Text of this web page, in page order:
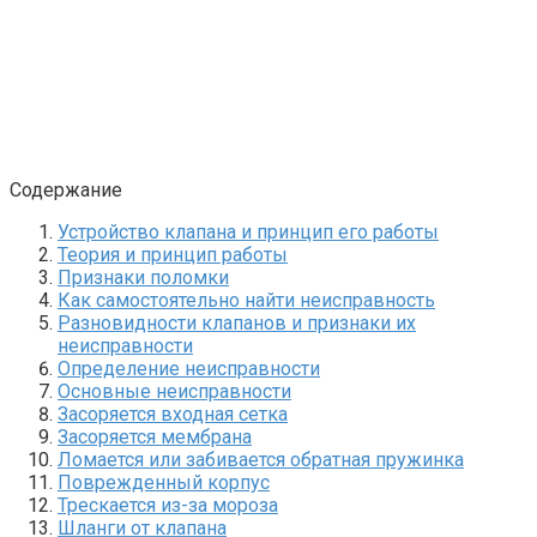
Содержание
Устройство клапана и принцип его работы
Теория и принцип работы
Признаки поломки
Как самостоятельно найти неисправность
Разновидности клапанов и признаки их
неисправности
Определение неисправности
Основные неисправности
Засоряется входная сетка
Засоряется мембрана
Ломается или забивается обратная пружинка
Поврежденный корпус
Трескается из-за мороза
Шланги от клапана